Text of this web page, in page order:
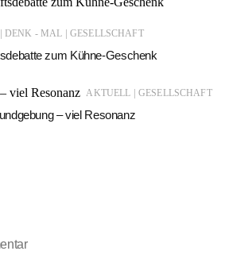
| DENK - MAL | GESELLSCHAFT
zum Kühne-Geschenk
AKTUELL | GESELLSCHAFT
– viel Resonanz